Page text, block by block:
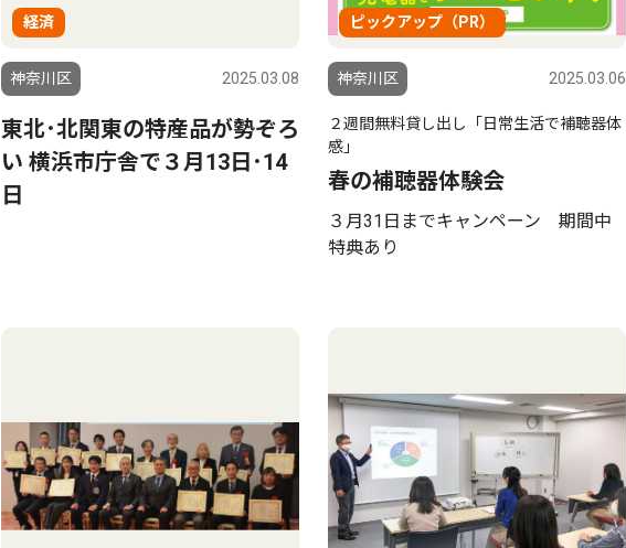
経済
神奈川区 2025.03.08
東北･北関東の特産品が勢ぞろ
い 横浜市庁舎で３月13日･14
日
ピックアップ（PR）
神奈川区 2025.03.06
２週間無料貸し出し「日常生活で補聴器体
感」
春の補聴器体験会
３月31日までキャンペーン 期間中
特典あり